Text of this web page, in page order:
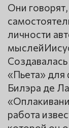
Они
личности
«Пьета»
Билэра де
работа